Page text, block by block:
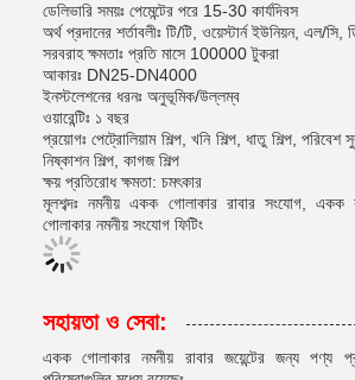
ডেলিভারি সময়ঃ পেমেন্টের পরে 15-30 কার্যদিবস
অর্থ প্রদানের শর্তাবলীঃ টি/টি, ওয়েস্টার্ন ইউনিয়ন, এল/সি,
সরবরাহ ক্ষমতাঃ প্রতি মাসে 100000 টুকরা
আকারঃ DN25-DN4000
ইনস্টলেশনের ধরনঃ অনুভূমিক/উল্লম্ব
ওয়ারেন্টিঃ ১ বছর
প্রয়োগঃ পেট্রোলিয়াম শিল্প, খনি শিল্প, ধাতু শিল্প, পরিবেশ
নিষ্কাশন শিল্প, কাগজ শিল্প
ক্ষয় প্রতিরোধ ক্ষমতা: চমৎকার
মূলশব্দঃ নমনীয় একক গোলাকার রাবার সংযোগ, একক
গোলাকার নমনীয় সংযোগ ফিটিং
সহায়তা ও সেবা:
একক গোলাকার নমনীয় রাবার জয়েন্টের জন্য পণ্য